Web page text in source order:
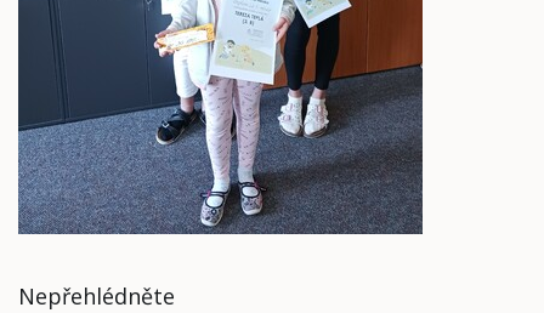
Nepřehlédněte